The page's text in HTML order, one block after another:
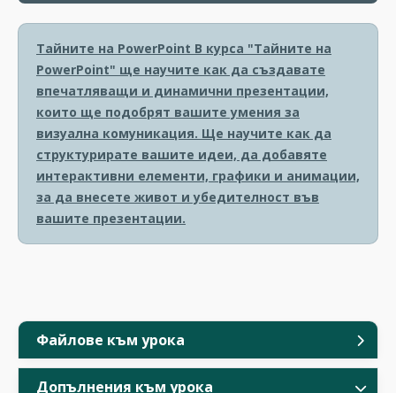
Файлове към урока
Допълнения към урока
Тайните на PowerPoint В курса "Тайните на
PowerPoint" ще научите как да създавате
впечатляващи и динамични презентации,
които ще подобрят вашите умения за
визуална комуникация. Ще научите как да
структурирате вашите идеи, да добавяте
интерактивни елементи, графики и анимации,
за да внесете живот и убедителност във
вашите презентации.